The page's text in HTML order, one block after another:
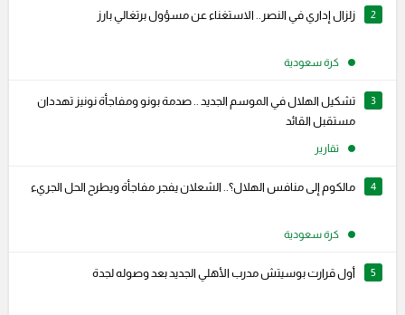
2 زلزال إداري في النصر.. الاستغناء عن مسؤول برتغالي بارز
كرة سعودية
3
تشكيل الهلال في الموسم الجديد .. صدمة بونو ومفاجأة نونيز تهددان
مستقبل القائد
تقارير
4 مالكوم إلى منافس الهلال؟.. الشعلان يفجر مفاجأة ويطرح الحل الجريء
كرة سعودية
5 أول قرارت بوسيتش مدرب الأهلي الجديد بعد وصوله لجدة